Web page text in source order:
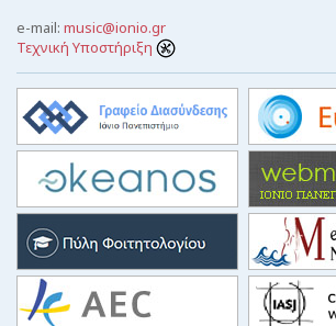
e-mail: music@ionio.gr
Τεχνική Υποστήριξη